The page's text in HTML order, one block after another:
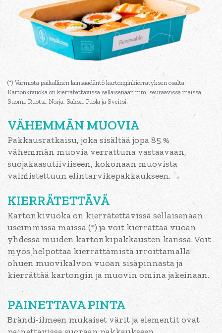
(*) Varmista paikallinen lainsäädäntö kartonginkierrätyksen osalta.
Kartonkivuoka on kierrätettävissä sellaisenaan mm. seuraavissa maissa:
Suomi, Ruotsi, Norja, Saksa, Puola ja Sveitsi.
VÄHEMMÄN MUOVIA
Pakkausratkaisu, joka sisältää jopa 85 %
vähemmän muovia verrattuna vastaavaan,
suojakaasutiiviiseen, kokonaan muovista
valmistettuun elintarvikepakkaukseen.
KIERRÄTETTÄVÄ
Kartonkivuoka on kierrätettävissä sellaisenaan
useimmissa maissa (*) ja voit kierrättää vuoan
yhdessä muiden kartonkipakkausten kanssa. Voit
myös helpottaa kierrättämistä irroittamalla
ohuen muovikalvon vuoan sisäpinnasta ja
kierrättää kartongin ja muovin omina jakeinaan.
PAINETTAVA PINTA
Brändi-ilmeen mukaiset värit ja elementit ovat